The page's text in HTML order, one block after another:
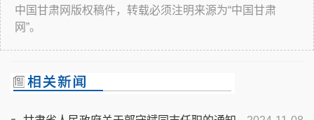
中国甘肃网版权稿件，转载必须注明来源为“中国甘肃
网”。